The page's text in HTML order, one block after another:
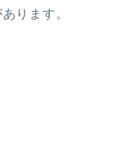
ります。